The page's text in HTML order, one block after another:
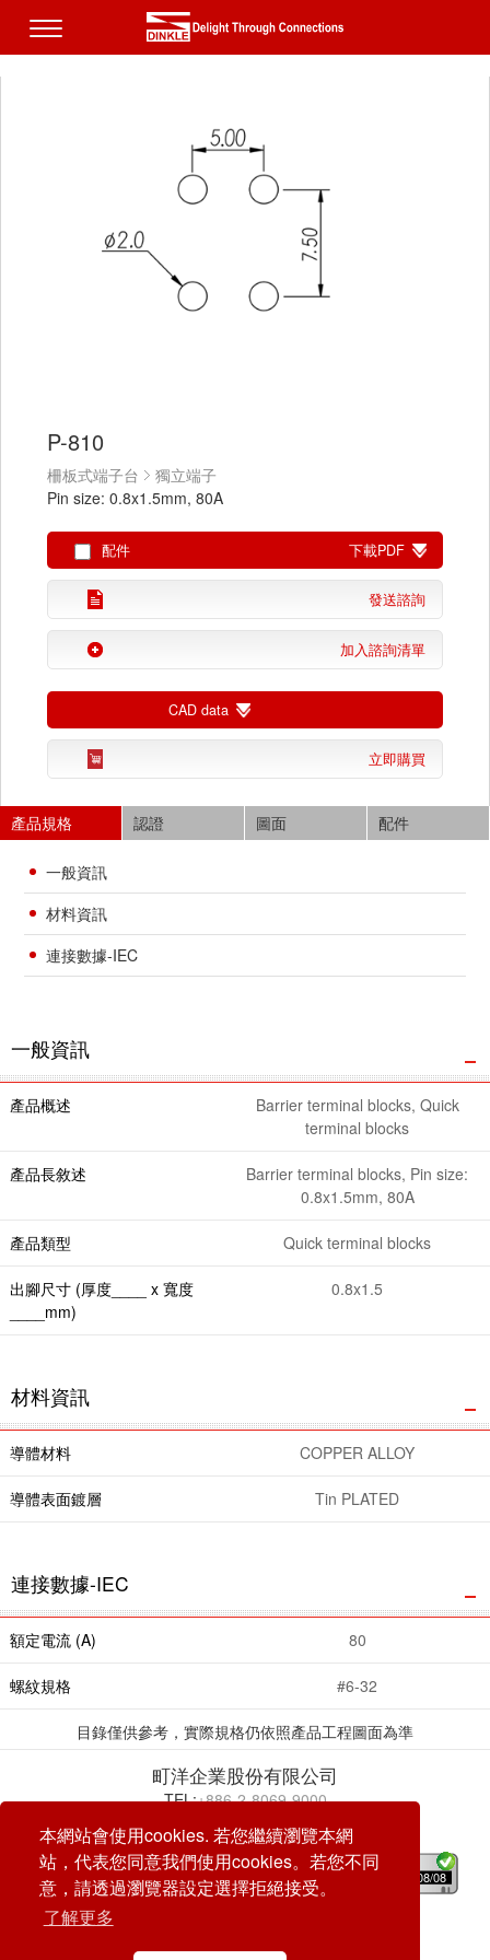
本網站會使用cookies. 若您繼續瀏覽本網
站，代表您同意我們使用cookies。若您不同
意，請透過瀏覽器設定選擇拒絕接受。
了解更多
P-810
柵板式端子台
獨立端子
Pin size: 0.8x1.5mm, 80A
配件 下載PDF
發送諮詢
加入諮詢清單
CAD data
立即購買
產品規格 認證 圖面 配件
一般資訊
材料資訊
連接數據-IEC
一般資訊
產品概述
Barrier terminal blocks, Quick
terminal blocks
產品長敘述
Barrier terminal blocks, Pin size:
0.8x1.5mm, 80A
產品類型 Quick terminal blocks
出腳尺寸 (厚度____ x 寬度
____mm)
0.8x1.5
材料資訊
導體材料 COPPER ALLOY
導體表面鍍層 Tin PLATED
連接數據-IEC
額定電流 (A) 80
螺紋規格 #6-32
目錄僅供參考，實際規格仍依照產品工程圖面為準
町洋企業股份有限公司
TEL:+886-2-8069-9000
service@dinkle.com
26/08/08
© DINKLE ENTERPRISE. ALL RIGHTS RESERVED
DESIGN byCREATOP